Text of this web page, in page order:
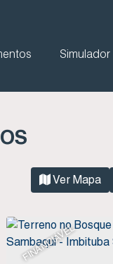
Simulador
Ver Mapa
FINANCIÁVEL